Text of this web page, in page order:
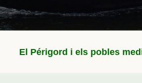
El Périgord i els pobles